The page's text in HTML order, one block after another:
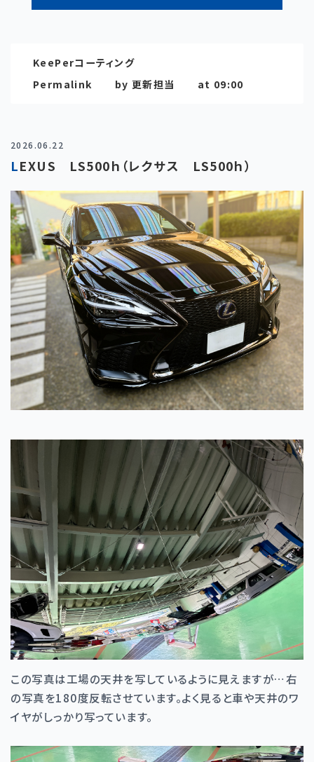
KeePerコーティング
Permalink
by 更新担当 at 09:00
2026.06.22
LEXUS LS500ｈ（レクサス LS500ｈ）
この写真は工場の天井を写しているように見えますが…右
の写真を180度反転させています。よく見ると車や天井のワ
イヤがしっかり写っています。